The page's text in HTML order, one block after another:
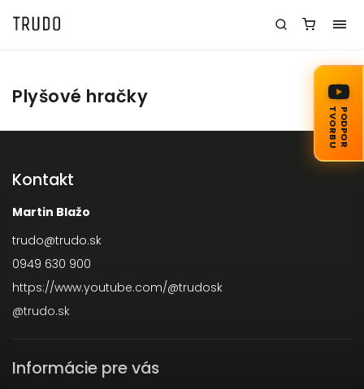
Plyšové hračky
Kontakt
Martin Blažo
trudo@trudo.sk
0949 630 900
https://www.youtube.com/@trudosk
@trudo.sk
Informácie pre vás
PODPOR
TVORBU